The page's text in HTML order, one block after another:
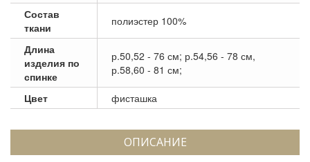
Состав
ткани
полиэстер 100%
Длина
изделия по
спинке
р.50,52 - 76 см; р.54,56 - 78 см,
р.58,60 - 81 см;
Цвет фисташка
ОПИСАНИЕ